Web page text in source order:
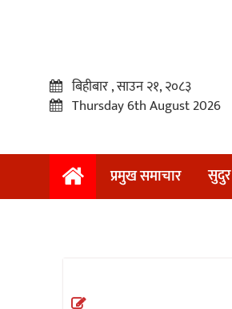
प्रमुख
बिहीबार , साउन २१, २०८३
Thursday 6th August 2026
प्रमुख समाचार सुदुर